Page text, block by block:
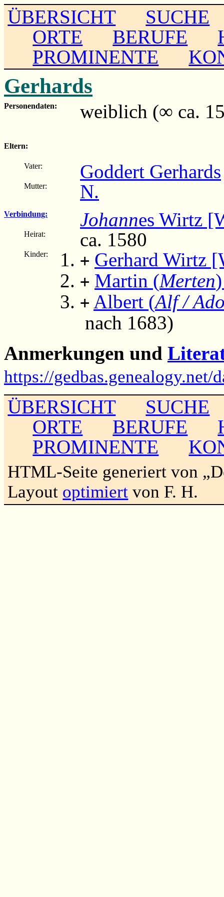
ÜBERSICHT
SUCHE
ORTE
BERUFE
PROMINENTE
Gerhards
Personendaten: weiblich (∞ ca.
Eltern:
Vater: Goddert Gerhards
Mutter: N.
Verbindung: Johannes Wirtz
Heirat: ca. 1580
Kinder: + Gerhard Wirtz
+ Martin (Merten
+ Albert (Alf /
nach 1683)
Anmerkungen und
https://gedbas.genealogy.net/
ÜBERSICHT
SUCHE
ORTE
BERUFE
PROMINENTE
HTML-Seite generiert von
Layout optimiert von F. H.